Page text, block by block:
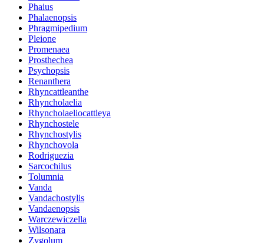
Phaius
Phalaenopsis
Phragmipedium
Pleione
Promenaea
Prosthechea
Psychopsis
Renanthera
Rhyncattleanthe
Rhyncholaelia
Rhyncholaeliocattleya
Rhynchostele
Rhynchostylis
Rhynchovola
Rodriguezia
Sarcochilus
Tolumnia
Vanda
Vandachostylis
Vandaenopsis
Warczewiczella
Wilsonara
Zygolum